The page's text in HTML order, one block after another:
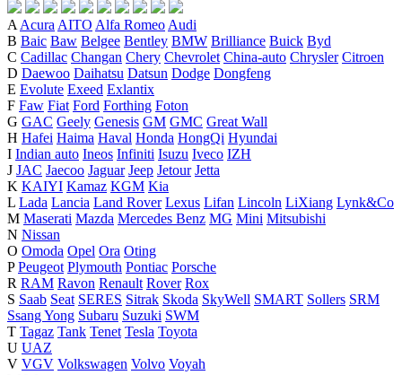
A Acura AITO Alfa Romeo Audi
B Baic Baw Belgee Bentley BMW Brilliance Buick Byd
C Cadillac Changan Chery Chevrolet China-auto Chrysler Citroen
D Daewoo Daihatsu Datsun Dodge Dongfeng
E Evolute Exeed Exlantix
F Faw Fiat Ford Forthing Foton
G GAC Geely Genesis GM GMC Great Wall
H Hafei Haima Haval Honda HongQi Hyundai
I Indian auto Ineos Infiniti Isuzu Iveco IZH
J JAC Jaecoo Jaguar Jeep Jetour Jetta
K KAIYI Kamaz KGM Kia
L Lada Lancia Land Rover Lexus Lifan Lincoln LiXiang Lynk&Co
M Maserati Mazda Mercedes Benz MG Mini Mitsubishi
N Nissan
O Omoda Opel Ora Oting
P Peugeot Plymouth Pontiac Porsche
R RAM Ravon Renault Rover Rox
S Saab Seat SERES Sitrak Skoda SkyWell SMART Sollers SRM
Ssang Yong Subaru Suzuki SWM
T Tagaz Tank Tenet Tesla Toyota
U UAZ
V VGV Volkswagen Volvo Voyah